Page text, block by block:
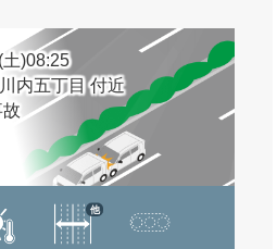
)08:25
内五丁目 付近
他